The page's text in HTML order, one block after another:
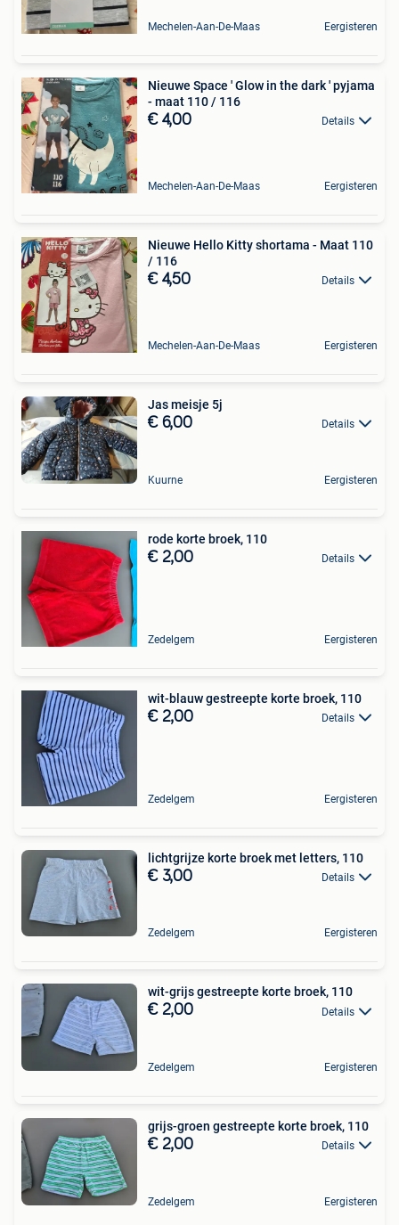
Mechelen-Aan-De-Maas Eergisteren
Nieuwe Space ' Glow in the dark ' pyjama
- maat 110 / 116
€ 4,00 Details
Mechelen-Aan-De-Maas Eergisteren
Nieuwe Hello Kitty shortama - Maat 110
/ 116
€ 4,50 Details
Mechelen-Aan-De-Maas Eergisteren
Jas meisje 5j
€ 6,00 Details
Kuurne Eergisteren
rode korte broek, 110
€ 2,00 Details
Zedelgem Eergisteren
wit-blauw gestreepte korte broek, 110
€ 2,00 Details
Zedelgem Eergisteren
lichtgrijze korte broek met letters, 110
€ 3,00 Details
Zedelgem Eergisteren
wit-grijs gestreepte korte broek, 110
€ 2,00 Details
Zedelgem Eergisteren
grijs-groen gestreepte korte broek, 110
€ 2,00 Details
Zedelgem Eergisteren